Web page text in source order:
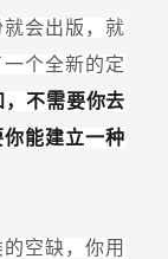
会出版，就
个全新的定
不需要你去
能建立一种
空缺，你用